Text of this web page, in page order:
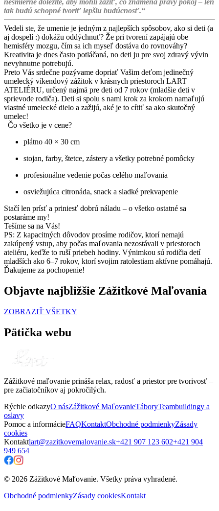
nesmierne dôležité, aby mohli zažiť, čo znamená pravý pokoj – len
tak budú schopné tvoriť lepšiu budúcnosť.“
Vedeli ste, že umenie je jedným z najlepších spôsobov, ako si deti (a
aj dospelí :) dokážu oddýchnuť? Že pri tvorení zapájajú obe
hemisféry mozgu, čím sa ich myseľ dostáva do rovnováhy?
Kreativita je dnes často potláčaná, no deti ju pre svoj zdravý vývin
nevyhnutne potrebujú.
Preto Vás srdečne pozývame dopriať Vašim deťom jedinečný
umelecký víkendový zážitok v krásnych priestoroch LART
ATELIÉRU, určený najmä pre deti od 7 rokov (mladšie deti v
sprievode rodiča). Deti si spolu s nami krok za krokom namaľujú
vlastné umelecké dielo a zažijú, aké je to cítiť sa ako skutočný
umelec!
Čo všetko je v cene?
plátno 40 × 30 cm
stojan, farby, štetce, zástery a všetky potrebné pomôcky
profesionálne vedenie počas celého maľovania
osviežujúca citronáda, snack a sladké prekvapenie
Stačí len prísť a priniesť dobrú náladu – o všetko ostatné sa
postaráme my!
Tešíme sa na Vás!
PS: Z kapacitných dôvodov prosíme rodičov, ktorí nemajú
zakúpený vstup, aby počas maľovania nezostávali v priestoroch
ateliéru, keďže to ruší priebeh hodiny. Výnimkou sú rodičia detí
mladších ako 6–7 rokov, ktorí svojim ratolestiam aktívne pomáhajú.
Ďakujeme za pochopenie!
Objavte najbližšie Zážitkové Maľovania
ZOBRAZIŤ VŠETKY
Pätička webu
Zážitkové maľovanie prináša relax, radosť a priestor pre tvorivosť –
pre začiatočníkov aj pokročilých.
Rýchle odkazyO násZážitkové MaľovanieTáboryTeambuildingy a
oslavy
Pomoc a informácieFAQKontaktObchodné podmienkyZásady
cookies
Kontaktlart@zazitkovemalovanie.sk+421 907 123 602+421 904
949 654
© 2026 Zážitkové Maľovanie. Všetky práva vyhradené.
Obchodné podmienkyZásady cookiesKontakt